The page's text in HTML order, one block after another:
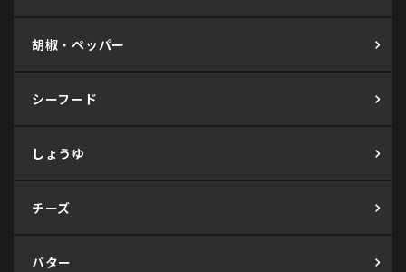
胡椒・ペッパー
シーフード
しょうゆ
チーズ
バター